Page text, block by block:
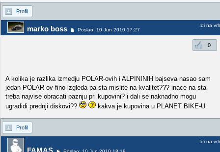
Profil
marko boss Poslao: 10 Jun 2010 17:27
Idi na vrh
0
A kolika je razlika izmedju POLAR-ovih i ALPININIH bajseva nasao sam
jedan POLAR-ov fino izgleda pa sta mislite na kvalitet??? inace na sta
treba najvise obracati paznju pri kupovini? i dali se naknadno mogu
ugradidi prednji diskovi??
kakva je kupovina u PLANET BIKE-U
Profil
FAMAS
Idi na vrh